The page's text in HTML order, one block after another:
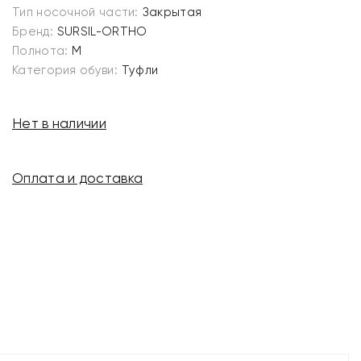
Тип носочной части: Закрытая
Бренд: SURSIL-ORTHO
Полнота: M
Категория обуви: Туфли
Нет в наличии
Оплата и доставка